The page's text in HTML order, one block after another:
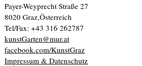
Payer-Weyprecht Straße 27
8020 Graz,Österreich
Tel/Fax: +43 316 262787
kunstGarten@mur.at
facebook.com/KunstGraz
Impressum & Datenschutz